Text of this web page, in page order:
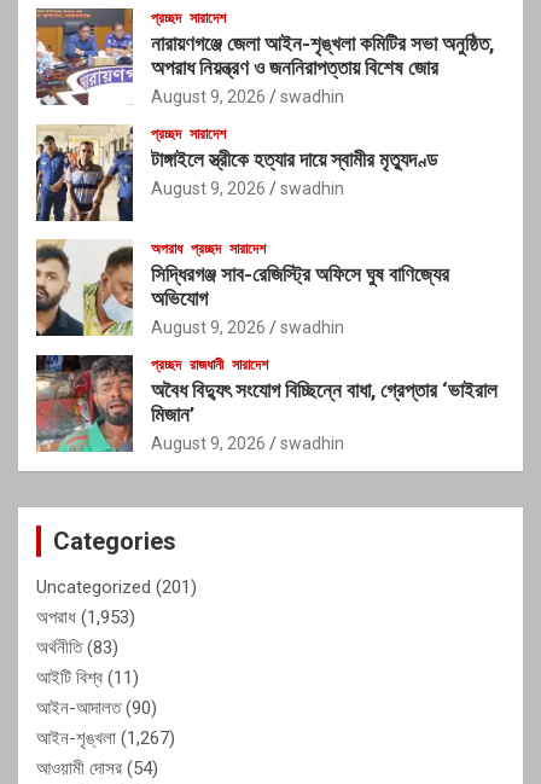
প্রচ্ছদ সারাদেশ
নারায়ণগঞ্জে জেলা আইন-শৃঙ্খলা কমিটির সভা অনুষ্ঠিত,
অপরাধ নিয়ন্ত্রণ ও জননিরাপত্তায় বিশেষ জোর
August 9, 2026 swadhin
প্রচ্ছদ সারাদেশ
টাঙ্গাইলে স্ত্রীকে হত্যার দায়ে স্বামীর মৃত্যুদণ্ড
August 9, 2026 swadhin
অপরাধ প্রচ্ছদ সারাদেশ
সিদ্ধিরগঞ্জ সাব-রেজিস্ট্রি অফিসে ঘুষ বাণিজ্যের
অভিযোগ
August 9, 2026 swadhin
প্রচ্ছদ রাজধানী সারাদেশ
অবৈধ বিদ্যুৎ সংযোগ বিচ্ছিন্নে বাধা, গ্রেপ্তার ‘ভাইরাল
মিজান’
August 9, 2026 swadhin
Categories
Uncategorized (201)
অপরাধ (1,953)
অর্থনীতি(83)
আইটি বিশ্ব (11)
আইন-আদালত(90)
আইন-শৃঙ্খলা (1,267)
আওয়ামী দোসর (54)